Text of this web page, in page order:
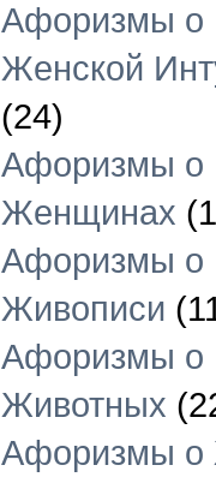
Афоризмы о
Женской
(24)
Афоризмы о
Женщинах
Афоризмы о
Живописи
Афоризмы о
Животных
Афоризмы о